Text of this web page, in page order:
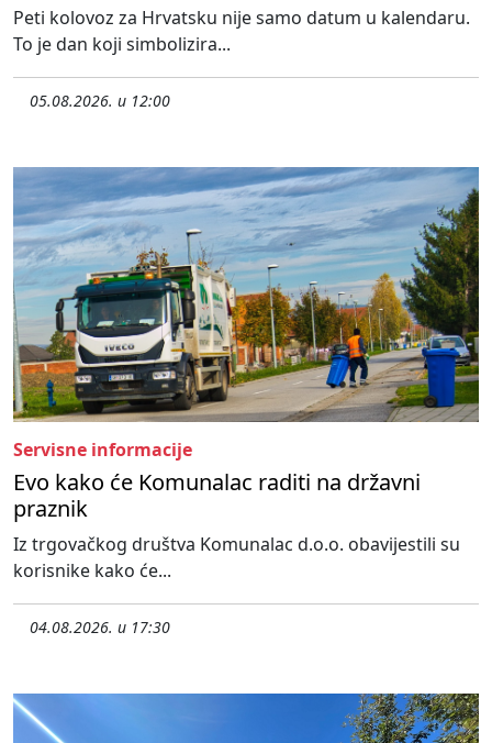
Peti kolovoz za Hrvatsku nije samo datum u kalendaru.
To je dan koji simbolizira...
05.08.2026. u 12:00
Servisne informacije
Evo kako će Komunalac raditi na državni
praznik
Iz trgovačkog društva Komunalac d.o.o. obavijestili su
korisnike kako će...
04.08.2026. u 17:30